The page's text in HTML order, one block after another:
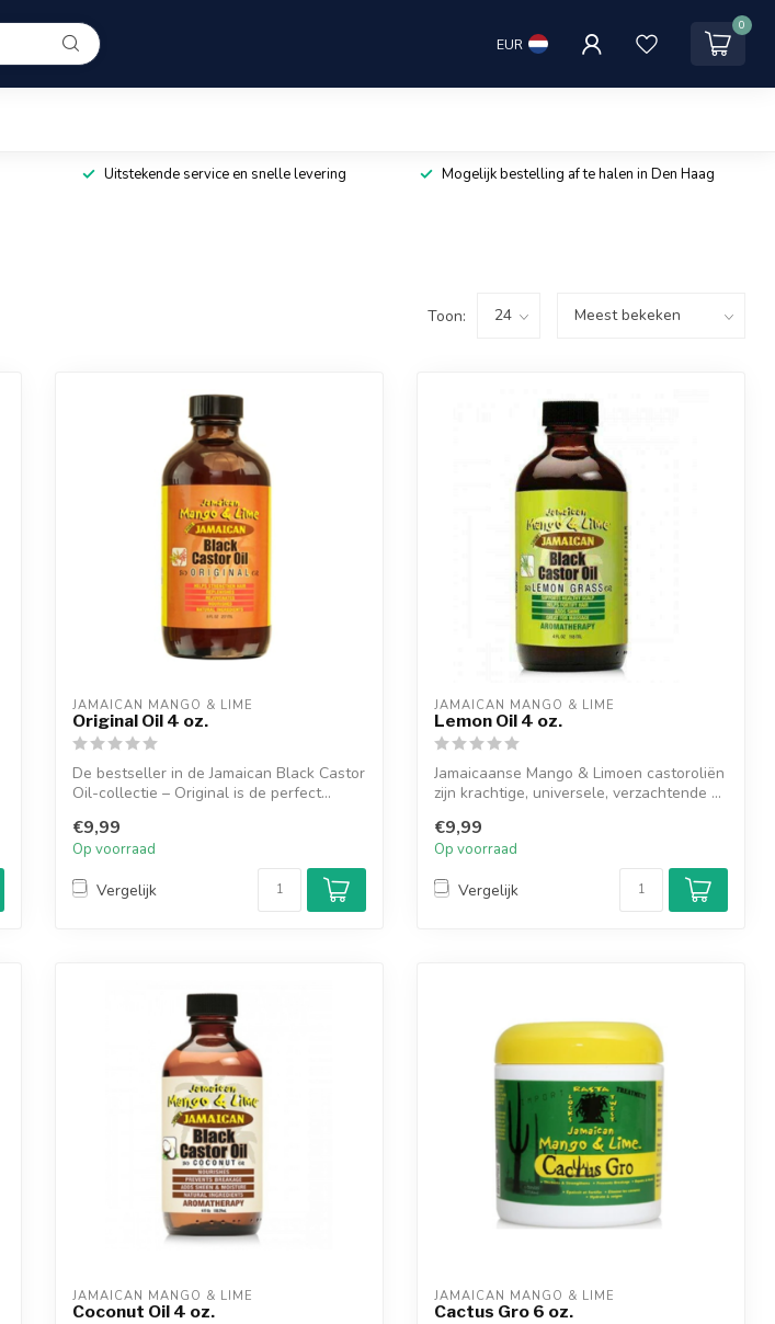
EUR
0
Uitstekende service en snelle levering Mogelijk bestelling af te halen in Den Haag
Toon:
JAMAICAN MANGO & LIME
Original Oil 4 oz.
De bestseller in de Jamaican Black Castor
Oil-collectie – Original is de perfect...
€9,99
Op voorraad
Vergelijk
JAMAICAN MANGO & LIME
Lemon Oil 4 oz.
Jamaicaanse Mango & Limoen castoroliën
zijn krachtige, universele, verzachtende ...
€9,99
Op voorraad
Vergelijk
JAMAICAN MANGO & LIME
Coconut Oil 4 oz.
JAMAICAN MANGO & LIME
Cactus Gro 6 oz.